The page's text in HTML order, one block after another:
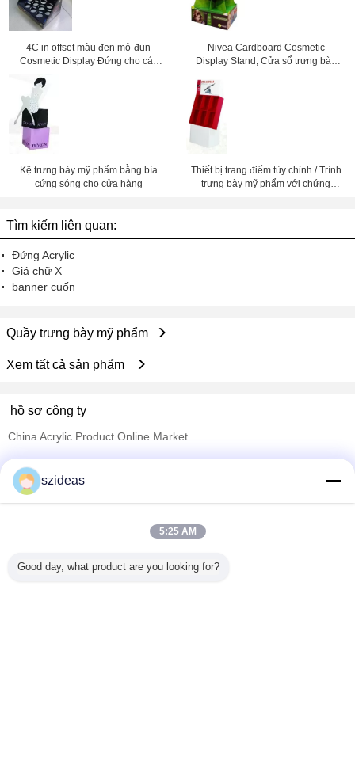
4C in offset màu đen mô-đun
Cosmetic Display Đứng cho các
sản phẩm chăm sóc da cho thấy
Nivea Cardboard Cosmetic
Display Stand, Cửa sổ trưng bày
Kệ trưng bày mỹ phẩm bằng bìa
cứng sóng cho cửa hàng
Thiết bị trang điểm tùy chỉnh / Trình
trưng bày mỹ phẩm với chứng
Tìm kiếm liên quan:
Đứng Acrylic
Giá chữ X
banner cuốn
Quầy trưng bày mỹ phẩm
Xem tất cả sản phẩm
hồ sơ công ty
China Acrylic Product Online Market
Trust Seal
Tất cả sản phẩm
szideas
5:25 AM
Good day, what product are you looking for?